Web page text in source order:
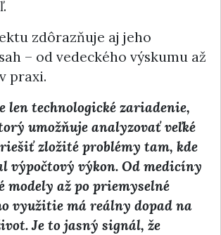
zdôrazňuje aj jeho
– od vedeckého výskumu až
praxi.
len technologické zariadenie,
umožňuje analyzovať veľké
zložité problémy tam, kde
výpočtový výkon. Od medicíny
modely až po priemyselné
využitie má reálny dopad na
Je to jasný signál, že